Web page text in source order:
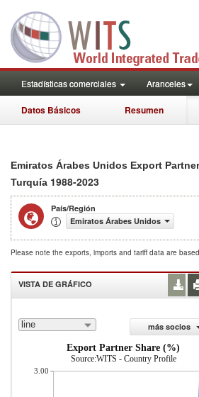
Estadísticas comerciales Aranceles
Datos Básicos Resumen
Emiratos Árabes Unidos Export
Turquía 1988-2023
País/Región
Emiratos Árabes Unidos
Please note the exports, imports and tariff data are
VISTA DE GRÁFICO
line
más socios
Export Partner Share (%)
Source:WITS - Country Profile
3.00